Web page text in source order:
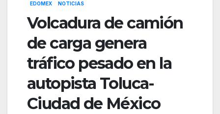
EDOMEX NOTICIAS
Volcadura de camión
de carga genera
tráfico pesado en la
autopista Toluca-
Ciudad de México